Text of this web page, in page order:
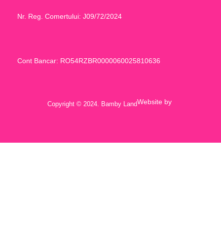
Nr. Reg. Comertului: J09/72/2024
Cont Bancar: RO54RZBR0000060025810636
Copyright © 2024. Bamby LandWebsite by